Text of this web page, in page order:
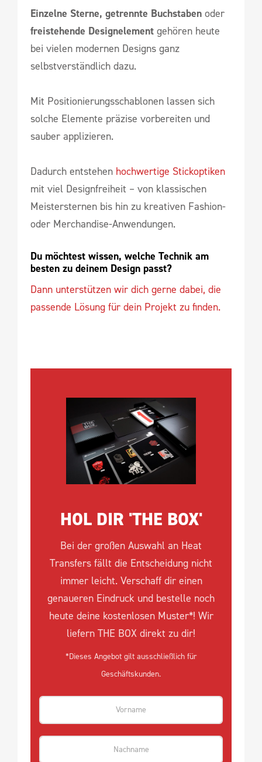
Einzelne Sterne, getrennte Buchstaben oder
freistehende Designelement gehören heute
bei vielen modernen Designs ganz
selbstverständlich dazu.
Mit Positionierungsschablonen lassen sich
solche Elemente präzise vorbereiten und
sauber applizieren.
Dadurch entstehen hochwertige Stickoptiken
mit viel Designfreiheit – von klassischen
Meistersternen bis hin zu kreativen Fashion-
oder Merchandise-Anwendungen.
Du möchtest wissen, welche Technik am
besten zu deinem Design passt?
Dann unterstützen wir dich gerne dabei, die
passende Lösung für dein Projekt zu finden.
HOL DIR 'THE BOX'
Bei der großen Auswahl an Heat
Transfers fällt die Entscheidung nicht
immer leicht. Verschaff dir einen
genaueren Eindruck und bestelle noch
heute deine kostenlosen Muster*! Wir
liefern THE BOX direkt zu dir!
*Dieses Angebot gilt ausschließlich für
Geschäftskunden.